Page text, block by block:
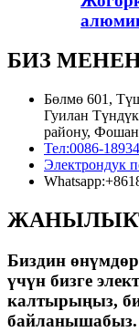
БИЗ
Бөлмө 601,
Гуилан
району,
Тел:0086-
Электрондук
Whatsapp:
Биздин
үчүн бизге
калтырыңыз,
байланышабыз.